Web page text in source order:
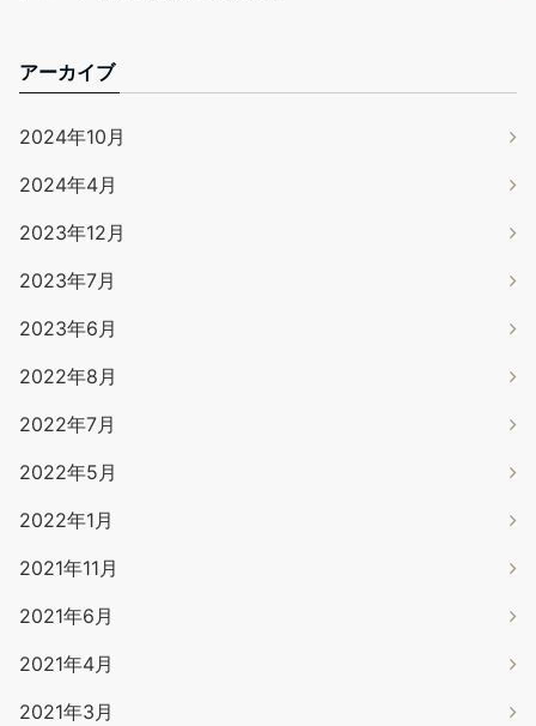
アーカイブ
2024年10月
2024年4月
2023年12月
2023年7月
2023年6月
2022年8月
2022年7月
2022年5月
2022年1月
2021年11月
2021年6月
2021年4月
2021年3月